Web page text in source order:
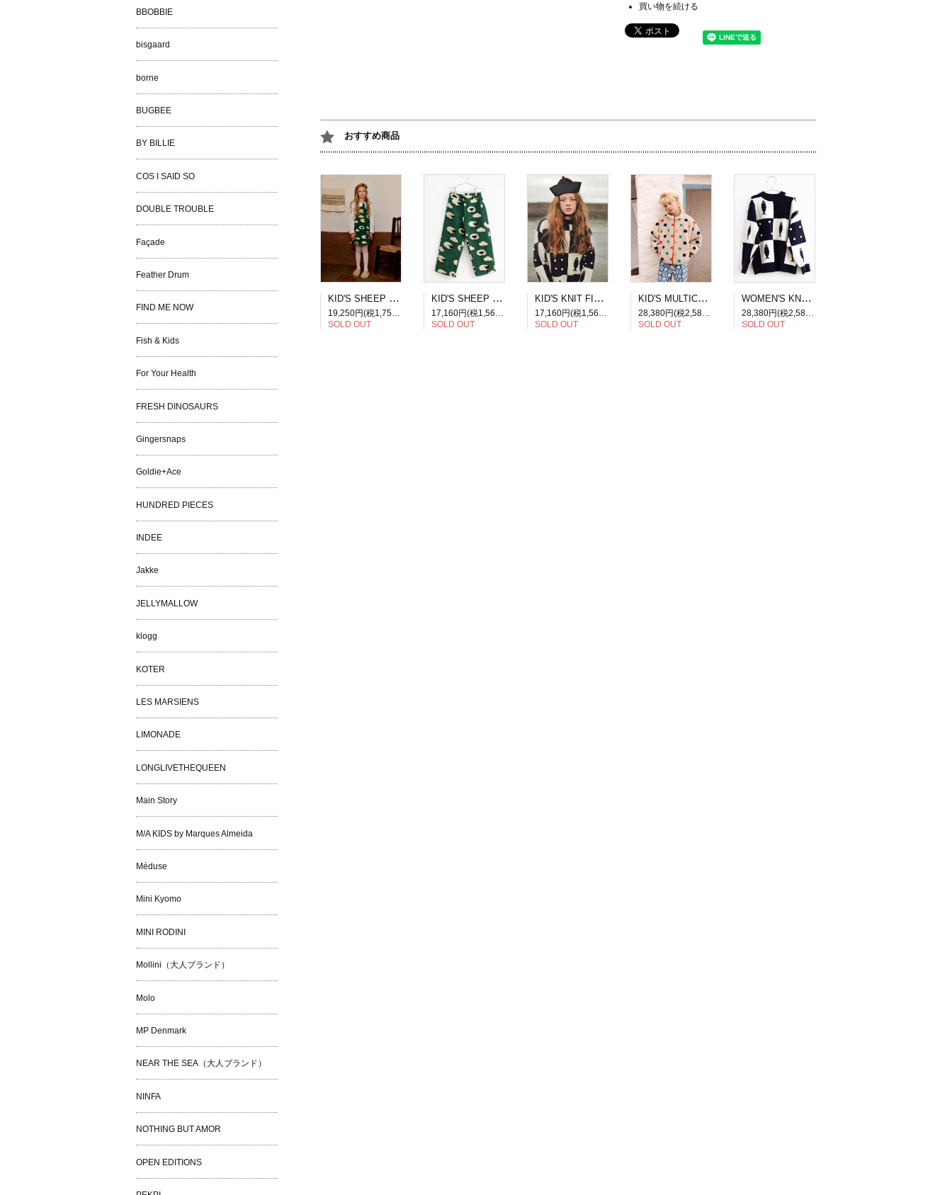
買い物を続ける
おすすめ商品
KID'S SHEEP DRESS
SOLD OUT
KID'S SHEEP PANTS
SOLD OUT
KID'S KNIT FISH PATCHWORK SWEATER
SOLD OUT
KID'S MULTICOLOR DOTS JACKET
SOLD OUT
WOMEN'S KNIT FISH PATCHWORK SWEATER
SOLD OUT
BBOBBIE
bisgaard
borne
BUGBEE
BY BILLIE
COS I SAID SO
DOUBLE TROUBLE
Façade
Feather Drum
FIND ME NOW
Fish & Kids
For Your Health
FRESH DINOSAURS
Gingersnaps
Goldie+Ace
HUNDRED PIECES
INDEE
Jakke
JELLYMALLOW
klogg
KOTER
LES MARSIENS
LIMONADE
LONGLIVETHEQUEEN
Main Story
M/A KIDS by Marques Almeida
Méduse
Mini Kyomo
MINI RODINI
Mollini（大人ブランド）
Molo
MP Denmark
NEAR THE SEA（大人ブランド）
NINFA
NOTHING BUT AMOR
OPEN EDITIONS